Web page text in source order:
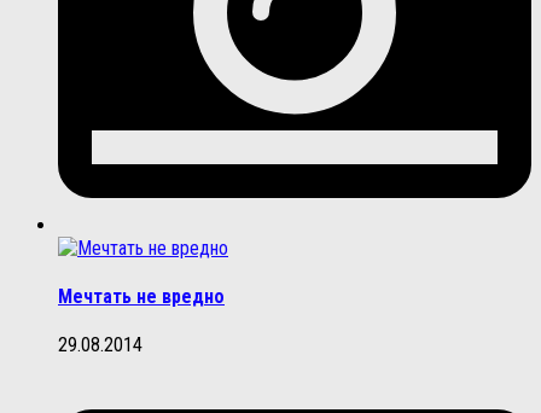
Мечтать не вредно
29.08.2014